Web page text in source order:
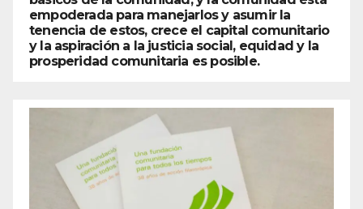
empoderada para manejarlos y asumir la
tenencia de estos, crece el capital comunitario
y la aspiración a la justicia social, equidad y la
prosperidad comunitaria es posible.